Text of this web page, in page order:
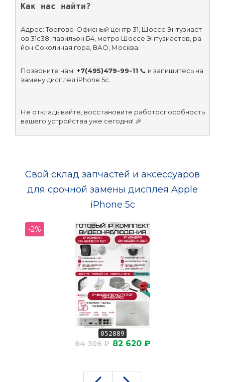
Как нас найти?
Адрес: Торгово-Офисный центр 31, Шоссе Энтузиаст
ов 31с38, павильон Б4, метро Шоссе Энтузиастов, ра
йон Соколиная гора, ВАО, Москва.
Позвоните нам: +7(495)479-99-11 📞 и запишитесь на
замену дисплея iPhone 5c.
Не откладывайте, восстановите работоспособность
вашего устройства уже сегодня! 🎉
Свой склад запчастей и аксессуаров
для срочной замены дисплея Apple
iPhone 5c
-2%
052889
84 306 ₽ 82 620 ₽